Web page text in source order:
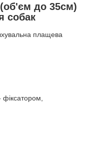
до 35см)
собак
плащева